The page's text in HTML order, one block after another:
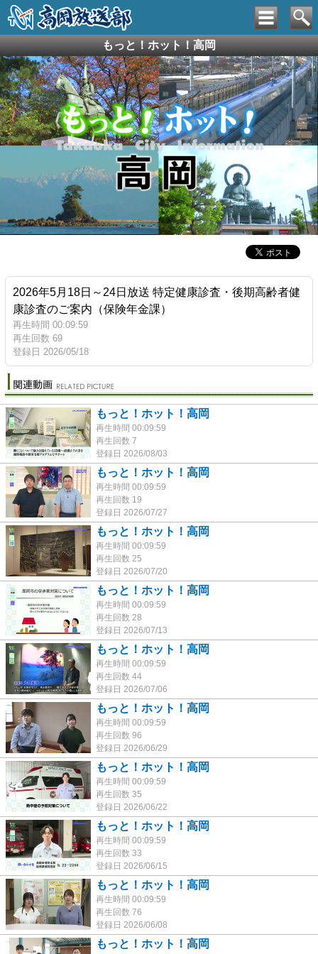
もっと！ホット！高岡
2026年5月18日～24日放送 特定健康診査・後期高齢者健
康診査のご案内（保険年金課）
再生時間 00:09:59
再生回数 69
登録日 2026/05/18
もっと！ホット！高岡
再生時間 00:09:59
再生回数 7
登録日 2026/08/03
もっと！ホット！高岡
再生時間 00:09:59
再生回数 19
登録日 2026/07/27
もっと！ホット！高岡
再生時間 00:09:59
再生回数 25
登録日 2026/07/20
もっと！ホット！高岡
再生時間 00:09:59
再生回数 28
登録日 2026/07/13
もっと！ホット！高岡
再生時間 00:09:59
再生回数 44
登録日 2026/07/06
もっと！ホット！高岡
再生時間 00:09:59
再生回数 96
登録日 2026/06/29
もっと！ホット！高岡
再生時間 00:09:59
再生回数 35
登録日 2026/06/22
もっと！ホット！高岡
再生時間 00:09:59
再生回数 33
登録日 2026/06/15
もっと！ホット！高岡
再生時間 00:09:59
再生回数 76
登録日 2026/06/08
もっと！ホット！高岡